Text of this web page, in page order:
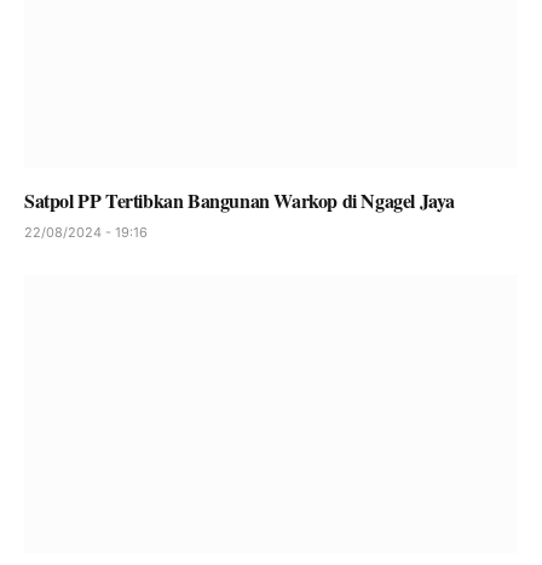
Satpol PP Tertibkan Bangunan Warkop di Ngagel Jaya
22/08/2024 - 19:16